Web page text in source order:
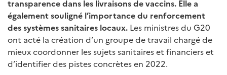
transparence dans les livraisons de vaccins. Elle a
également souligné l’importance du renforcement
des systèmes sanitaires locaux. Les ministres du G20
ont acté la création d’un groupe de travail chargé de
mieux coordonner les sujets sanitaires et financiers et
d’identifier des pistes concrètes en 2022.